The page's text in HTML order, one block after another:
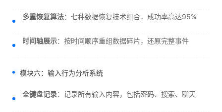
多重恢复算法：七种数据恢复技术组合，成功率高达95%
时间轴展示：按时间顺序重组数据碎片，还原完整事件
模块六：输入行为分析系统
全键盘记录：记录所有输入内容，包括密码、搜索、聊天